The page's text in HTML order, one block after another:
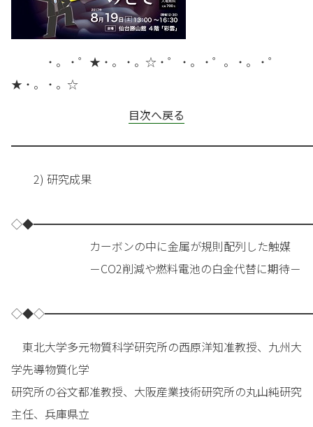
・。・゜★・。・。☆・゜・。・゜。・。・゜
★・。・。☆
目次へ戻る
2) 研究成果
カーボンの中に金属が規則配列した触媒
－CO2削減や燃料電池の白金代替に期待－
東北大学多元物質科学研究所の西原洋知准教授、九州大
学先導物質化学
研究所の谷文都准教授、大阪産業技術研究所の丸山純研究
主任、兵庫県立